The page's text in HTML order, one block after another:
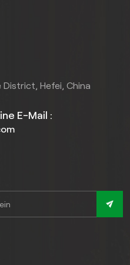
District, Hefei, China
E-Mail :